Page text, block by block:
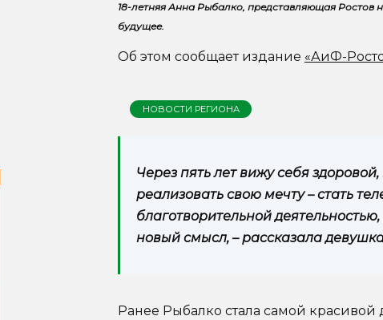
18-летняя Анна Рыбалко, представляющая Ростов
будущее.
Об этом сообщает издание «АиФ-
НОВОСТИ РЕГИОНА
Через пять лет вижу себя
реализовать свою мечту – стать
благотворительной
новый смысл, – рассказала
Ранее Рыбалко стала самой красивой